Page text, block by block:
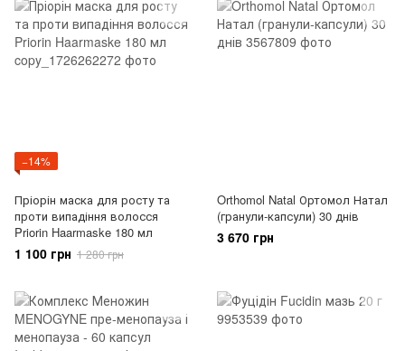
−14%
Пріорін маска для росту та
проти випадіння волосся
Priorin Haarmaske 180 мл
1 100 грн 1 280 грн
Orthomol Natal Ортомол Натал
(гранули-капсули) 30 днів
3 670 грн